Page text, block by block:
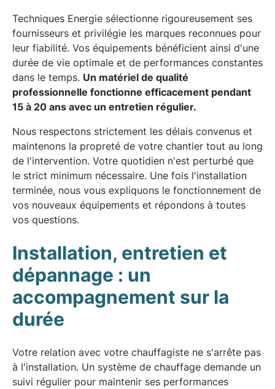
Techniques Energie sélectionne rigoureusement ses
fournisseurs et privilégie les marques reconnues pour
leur fiabilité. Vos équipements bénéficient ainsi d'une
durée de vie optimale et de performances constantes
dans le temps. Un matériel de qualité
professionnelle fonctionne efficacement pendant
15 à 20 ans avec un entretien régulier.
Nous respectons strictement les délais convenus et
maintenons la propreté de votre chantier tout au long
de l'intervention. Votre quotidien n'est perturbé que
le strict minimum nécessaire. Une fois l'installation
terminée, nous vous expliquons le fonctionnement de
vos nouveaux équipements et répondons à toutes
vos questions.
Installation, entretien et
dépannage : un
accompagnement sur la
durée
Votre relation avec votre chauffagiste ne s'arrête pas
à l'installation. Un système de chauffage demande un
suivi régulier pour maintenir ses performances